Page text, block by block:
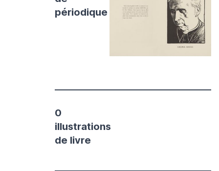
périodique
0
illustrations
de livre